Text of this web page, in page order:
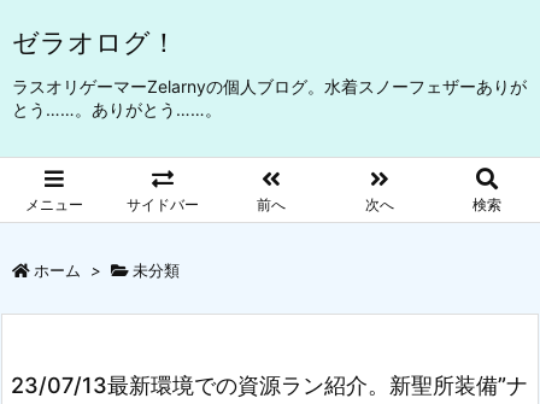
ゼラオログ！
ラスオリゲーマーZelarnyの個人ブログ。水着スノーフェザーありが
とう……。ありがとう……。
メニュー サイドバー 前へ 次へ 検索
ホーム > 未分類
23/07/13最新環境での資源ラン紹介。新聖所装備”ナ